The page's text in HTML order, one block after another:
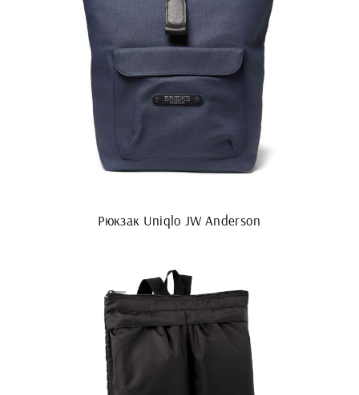
Рюкзак Uniqlo JW Anderson